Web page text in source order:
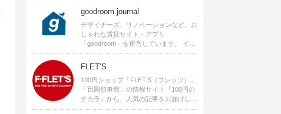
goodroom journal
デザイナーズ、リノベーションなど、お
しゃれな賃貸サイト・アプリ
「goodroom」を運営しています。 イン
テリアや、ひとり暮らし、ふたり暮らし
のアイディアなど、賃貸でも自分らしい
暮らしを楽しむためのヒントをお届けし
ます。
FLET’S
100円ショップ「FLET’S（フレッツ）」
「百圓領事館」の情報サイト『100円の
チカラ』から、人気の記事をお届けしま
す。